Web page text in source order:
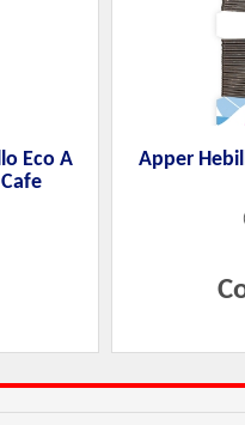
Eco A
Apper
(